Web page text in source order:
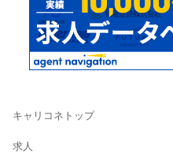
キャリコネトップ
求人